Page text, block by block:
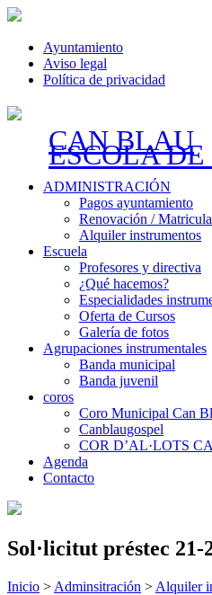
Ayuntamiento
Aviso legal
Política de privacidad
CAN BLAU
ESCOLA
ADMINISTRACIÓN
Pagos ayuntamiento
Renovación /
Alquiler instrumentos
Escuela
Profesores y directiva
¿Qué hacemos?
Especialidades
Oferta de Cursos
Galería de fotos
Agrupaciones instrumentales
Banda municipal
Banda juvenil
coros
Coro Municipal Can
Canblaugospel
COR D’AL·LOTS
Agenda
Contacto
Sol·licitut préstec 21-
Inicio > Adminsitración > Alquiler